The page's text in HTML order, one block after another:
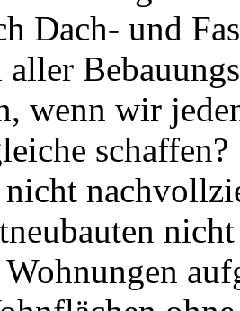
Dach- und
wenn wir
schaffen?
nicht